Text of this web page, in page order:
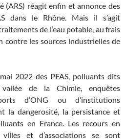
(ARS) réagit enfin et annonce des
dans le Rhône. Mais il s’agit
de l’eau potable, au frais
contre les sources industrielles de
2022 des PFAS, polluants dits
de la Chimie, enquêtes
d’ONG ou d’institutions
la dangerosité, la persistance et
en France. Les recours en
et d’associations se sont